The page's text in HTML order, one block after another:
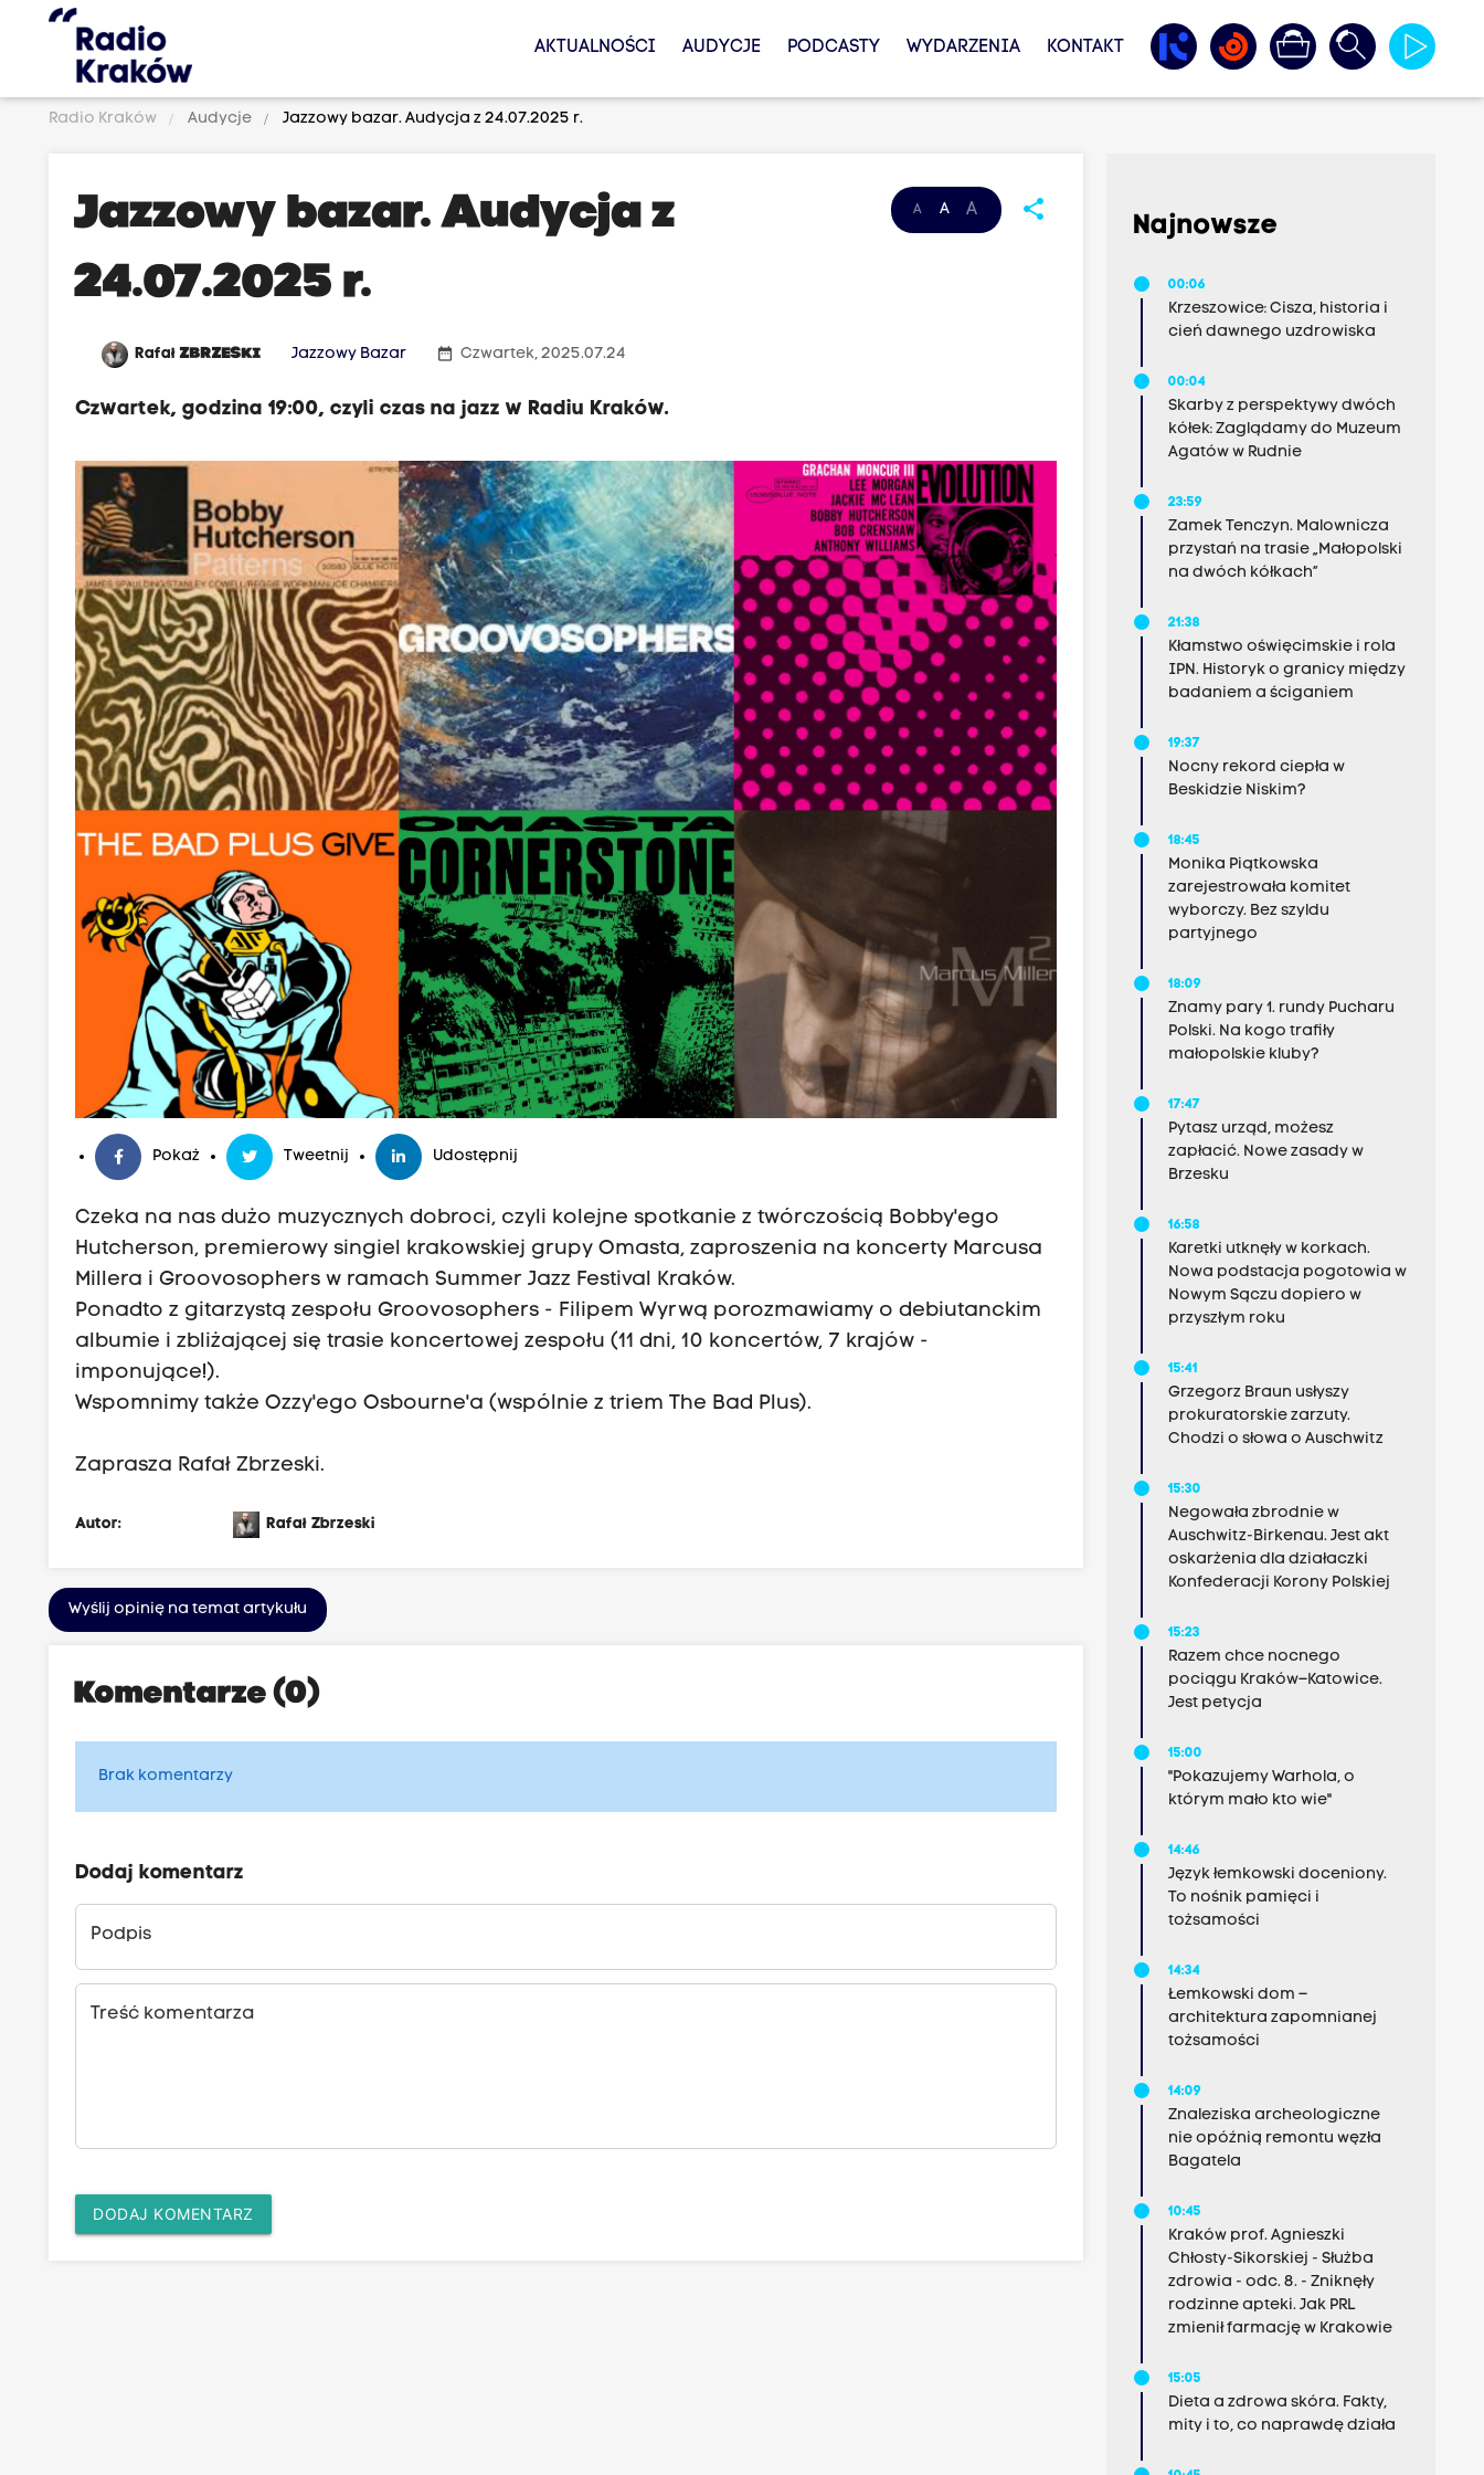
AKTUALNOŚCI AUDYCJE PODCASTY WYDARZENIA KONTAKT
Radio Kraków Audycje Jazzowy bazar. Audycja z 24.07.2025 r.
A A A share
Jazzowy bazar. Audycja z
24.07.2025 r.
RafałZBRZESKI Jazzowy Bazar date_range Czwartek, 2025.07.24
Czwartek, godzina 19:00, czyli czas na jazz w Radiu Kraków.
Pokaż Tweetnij Udostępnij
Czeka na nas dużo muzycznych dobroci, czyli kolejne spotkanie z twórczością Bobby'ego
Hutcherson, premierowy singiel krakowskiej grupy Omasta, zaproszenia na koncerty Marcusa
Millera i Groovosophers w ramach Summer Jazz Festival Kraków.
Ponadto z gitarzystą zespołu Groovosophers - Filipem Wyrwą porozmawiamy o debiutanckim
albumie i zbliżającej się trasie koncertowej zespołu (11 dni, 10 koncertów, 7 krajów -
imponujące!).
Wspomnimy także Ozzy'ego Osbourne'a (wspólnie z triem The Bad Plus).
Zaprasza Rafał Zbrzeski.
Autor: Rafał Zbrzeski
Wyślij opinię na temat artykułu
Komentarze (0)
Brak komentarzy
Dodaj komentarz
Podpis
Treść komentarza
DODAJ KOMENTARZ
Najnowsze
00:06
Krzeszowice: Cisza, historia i
cień dawnego uzdrowiska
00:04
Skarby z perspektywy dwóch
kółek: Zaglądamy do Muzeum
Agatów w Rudnie
23:59
Zamek Tenczyn. Malownicza
przystań na trasie „Małopolski
na dwóch kółkach”
21:38
Kłamstwo oświęcimskie i rola
IPN. Historyk o granicy między
badaniem a ściganiem
19:37
Nocny rekord ciepła w
Beskidzie Niskim?
18:45
Monika Piątkowska
zarejestrowała komitet
wyborczy. Bez szyldu
partyjnego
18:09
Znamy pary 1. rundy Pucharu
Polski. Na kogo trafiły
małopolskie kluby?
17:47
Pytasz urząd, możesz
zapłacić. Nowe zasady w
Brzesku
16:58
Karetki utknęły w korkach.
Nowa podstacja pogotowia w
Nowym Sączu dopiero w
przyszłym roku
15:41
Grzegorz Braun usłyszy
prokuratorskie zarzuty.
Chodzi o słowa o Auschwitz
15:30
Negowała zbrodnie w
Auschwitz-Birkenau. Jest akt
oskarżenia dla działaczki
Konfederacji Korony Polskiej
15:23
Razem chce nocnego
pociągu Kraków–Katowice.
Jest petycja
15:00
"Pokazujemy Warhola, o
którym mało kto wie"
14:46
Język łemkowski doceniony.
To nośnik pamięci i
tożsamości
14:34
Łemkowski dom –
architektura zapomnianej
tożsamości
14:09
Znaleziska archeologiczne
nie opóźnią remontu węzła
Bagatela
10:45
Kraków prof. Agnieszki
Chłosty-Sikorskiej - Służba
zdrowia - odc. 8. - Zniknęły
rodzinne apteki. Jak PRL
zmienił farmację w Krakowie
15:05
Dieta a zdrowa skóra. Fakty,
mity i to, co naprawdę działa